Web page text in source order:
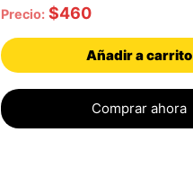
Valorado
con
de 5
Precio: $460
Añadir a carrito
Comprar ahora